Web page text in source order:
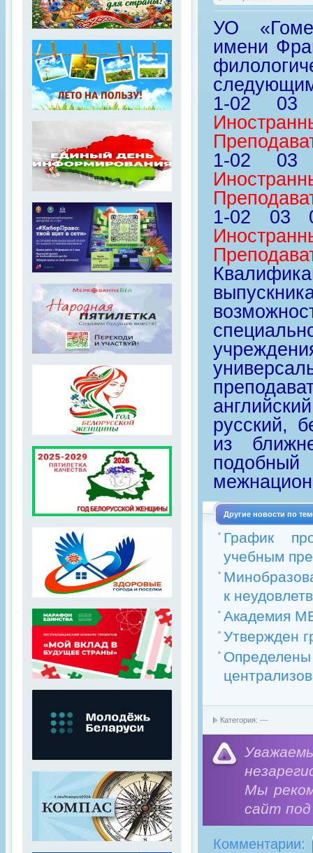
УО
имени
1-02
1-02
1-02
русский,
из
Другие новости по
График
учебным
к
Академия
Утвержден
Категория: ---
Мы
сайт
Комментарии: